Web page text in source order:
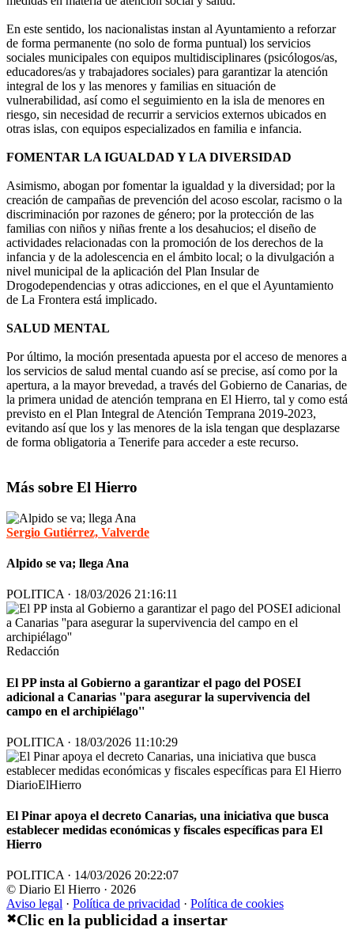
En este sentido, los nacionalistas instan al Ayuntamiento a reforzar
de forma permanente (no solo de forma puntual) los servicios
sociales municipales con equipos multidisciplinares (psicólogos/as,
educadores/as y trabajadores sociales) para garantizar la atención
integral de los y las menores y familias en situación de
vulnerabilidad, así como el seguimiento en la isla de menores en
riesgo, sin necesidad de recurrir a servicios externos ubicados en
otras islas, con equipos especializados en familia e infancia.
FOMENTAR LA IGUALDAD Y LA DIVERSIDAD
Asimismo, abogan por fomentar la igualdad y la diversidad; por la
creación de campañas de prevención del acoso escolar, racismo o la
discriminación por razones de género; por la protección de las
familias con niños y niñas frente a los desahucios; el diseño de
actividades relacionadas con la promoción de los derechos de la
infancia y de la adolescencia en el ámbito local; o la divulgación a
nivel municipal de la aplicación del Plan Insular de
Drogodependencias y otras adicciones, en el que el Ayuntamiento
de La Frontera está implicado.
SALUD MENTAL
Por último, la moción presentada apuesta por el acceso de menores a
los servicios de salud mental cuando así se precise, así como por la
apertura, a la mayor brevedad, a través del Gobierno de Canarias, de
la primera unidad de atención temprana en El Hierro, tal y como está
previsto en el Plan Integral de Atención Temprana 2019-2023,
evitando así que los y las menores de la isla tengan que desplazarse
de forma obligatoria a Tenerife para acceder a este recurso.
Más sobre El Hierro
Sergio Gutiérrez, Valverde
Alpido se va; llega Ana
POLITICA · 18/03/2026 21:16:11
Redacción
El PP insta al Gobierno a garantizar el pago del POSEI
adicional a Canarias ''para asegurar la supervivencia del
campo en el archipiélago''
POLITICA · 18/03/2026 11:10:29
DiarioElHierro
El Pinar apoya el decreto Canarias, una iniciativa que busca
establecer medidas económicas y fiscales específicas para El
Hierro
POLITICA · 14/03/2026 20:22:07
© Diario El Hierro · 2026
Aviso legal · Política de privacidad · Política de cookies
✖Clic en la publicidad a insertar